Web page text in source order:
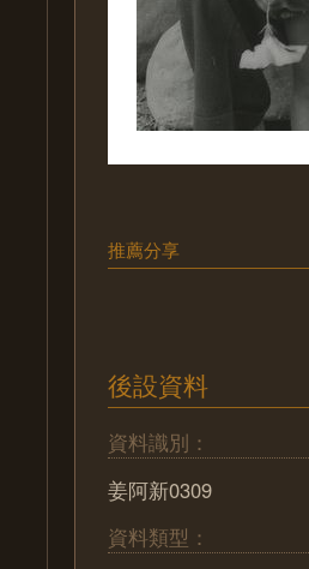
推薦分享
後設資料
資料識別：
姜阿新0309
資料類型：